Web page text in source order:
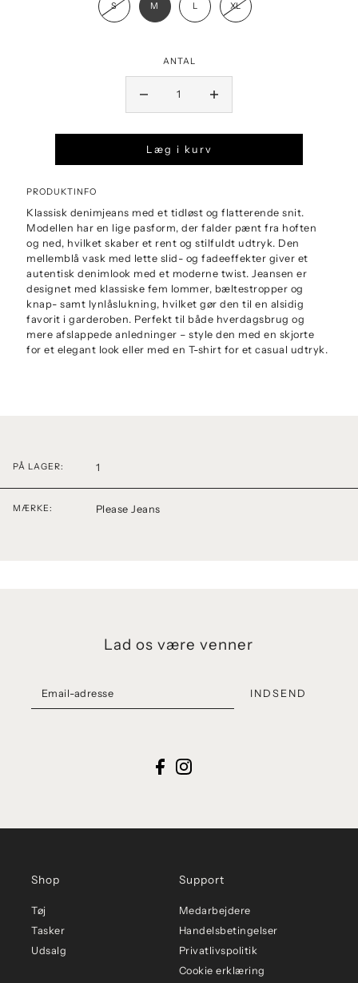
S M L XL
ANTAL
Læg i kurv
PRODUKTINFO
Klassisk denimjeans med et tidløst og flatterende snit.
Modellen har en lige pasform, der falder pænt fra hoften
og ned, hvilket skaber et rent og stilfuldt udtryk. Den
mellemblå vask med lette slid- og fadeeffekter giver et
autentisk denimlook med et moderne twist. Jeansen er
designet med klassiske fem lommer, bæltestropper og
knap- samt lynlåslukning, hvilket gør den til en alsidig
favorit i garderoben. Perfekt til både hverdagsbrug og
mere afslappede anledninger – style den med en skjorte
for et elegant look eller med en T-shirt for et casual udtryk.
PÅ LAGER: 1
MÆRKE: Please Jeans
Shop
Tøj
Tasker
Udsalg
Support
Medarbejdere
Handelsbetingelser
Privatlivspolitik
Cookie erklæring
Lad os være venner
INDSEND